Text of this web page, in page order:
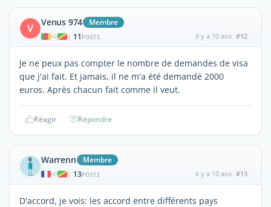
V Venus 974 Membre
| 11 POSTS il y a 10 ans #12
Je ne peux pas compter le nombre de demandes de visa
que j'ai fait. Et jamais, il ne m'a été demandé 2000
euros. Après chacun fait comme il veut.
Réagir Répondre
Warrenn Membre
| 13POSTS il y a 10 ans #13
D'accord, je vois: les accord entre différents pays